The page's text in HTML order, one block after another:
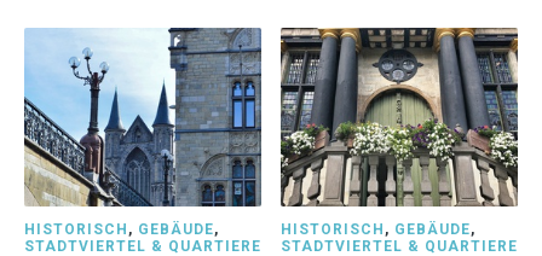
HISTORISCH , GEBÄUDE,
STADTVIERTEL & QUARTIERE
HISTORISCH , GEBÄUDE,
STADTVIERTEL & QUARTIERE